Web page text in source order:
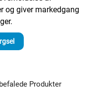
og giver markedgang
Produkter